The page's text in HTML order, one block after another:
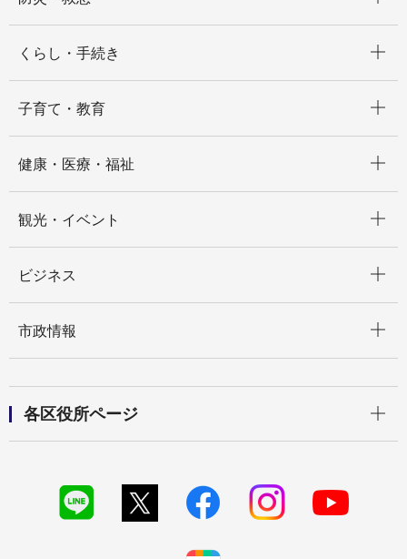
くらし・手続き
子育て・教育
健康・医療・福祉
観光・イベント
ビジネス
市政情報
各区役所ページ